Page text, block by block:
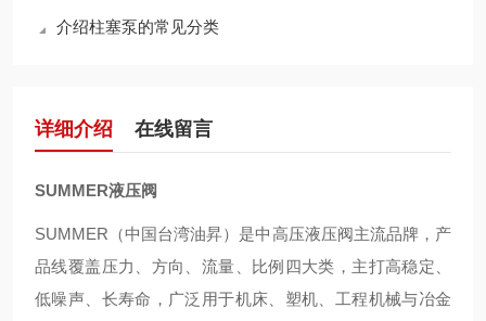
介绍柱塞泵的常见分类
详细介绍 在线留言
SUMMER液压阀
SUMMER（中国台湾油昇）是中高压液压阀主流品牌，产
品线覆盖压力、方向、流量、比例四大类，主打高稳定、
低噪声、长寿命，广泛用于机床、塑机、工程机械与冶金